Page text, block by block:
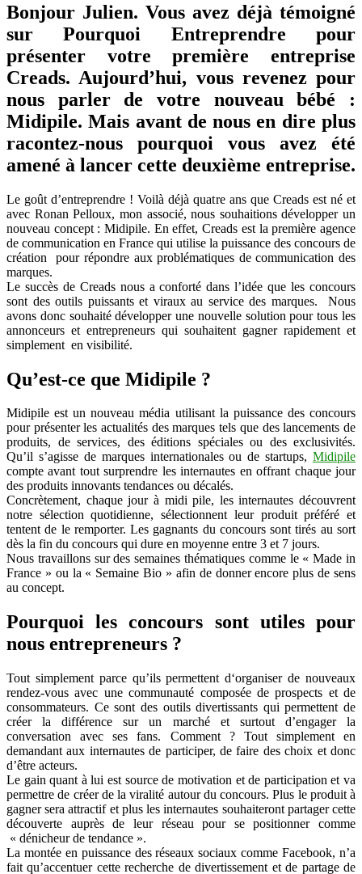
Bonjour Julien. Vous avez déjà témoigné
sur Pourquoi Entreprendre pour
présenter votre première entreprise
Creads. Aujourd’hui, vous revenez pour
nous parler de votre nouveau bébé :
Midipile. Mais avant de nous en dire plus
racontez-nous pourquoi vous avez été
amené à lancer cette deuxième entreprise.
Le goût d’entreprendre ! Voilà déjà quatre ans que Creads est né et
avec Ronan Pelloux, mon associé, nous souhaitions développer un
nouveau concept : Midipile. En effet, Creads est la première agence
de communication en France qui utilise la puissance des concours de
création pour répondre aux problématiques de communication des
marques.
Le succès de Creads nous a conforté dans l’idée que les concours
sont des outils puissants et viraux au service des marques. Nous
avons donc souhaité développer une nouvelle solution pour tous les
annonceurs et entrepreneurs qui souhaitent gagner rapidement et
simplement en visibilité.
Qu’est-ce que Midipile ?
Midipile est un nouveau média utilisant la puissance des concours
pour présenter les actualités des marques tels que des lancements de
produits, de services, des éditions spéciales ou des exclusivités.
Qu’il s’agisse de marques internationales ou de startups, Midipile
compte avant tout surprendre les internautes en offrant chaque jour
des produits innovants tendances ou décalés.
Concrètement, chaque jour à midi pile, les internautes découvrent
notre sélection quotidienne, sélectionnent leur produit préféré et
tentent de le remporter. Les gagnants du concours sont tirés au sort
dès la fin du concours qui dure en moyenne entre 3 et 7 jours.
Nous travaillons sur des semaines thématiques comme le « Made in
France » ou la « Semaine Bio » afin de donner encore plus de sens
au concept.
Pourquoi les concours sont utiles pour
nous entrepreneurs ?
Tout simplement parce qu’ils permettent d‘organiser de nouveaux
rendez-vous avec une communauté composée de prospects et de
consommateurs. Ce sont des outils divertissants qui permettent de
créer la différence sur un marché et surtout d’engager la
conversation avec ses fans. Comment ? Tout simplement en
demandant aux internautes de participer, de faire des choix et donc
d’être acteurs.
Le gain quant à lui est source de motivation et de participation et va
permettre de créer de la viralité autour du concours. Plus le produit à
gagner sera attractif et plus les internautes souhaiteront partager cette
découverte auprès de leur réseau pour se positionner comme
« dénicheur de tendance ».
La montée en puissance des réseaux sociaux comme Facebook, n’a
fait qu’accentuer cette recherche de divertissement et de partage de